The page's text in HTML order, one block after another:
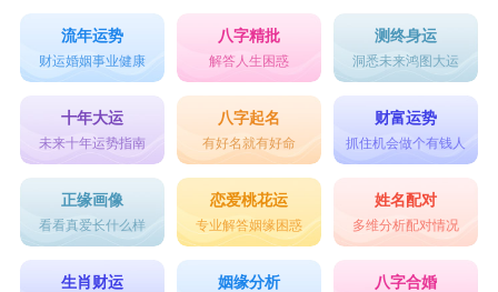
流年运势
财运婚姻事业健康
八字精批
解答人生困惑
测终身运
洞悉未来鸿图大运
十年大运
未来十年运势指南
八字起名
有好名就有好命
财富运势
抓住机会做个有钱人
正缘画像
看看真爱长什么样
恋爱桃花运
专业解答姻缘困惑
姓名配对
多维分析配对情况
生肖财运 姻缘分析 八字合婚